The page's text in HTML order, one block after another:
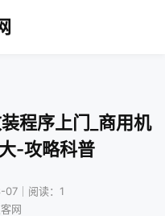
程序上门_商用机
-攻略科普
｜阅读：1
网